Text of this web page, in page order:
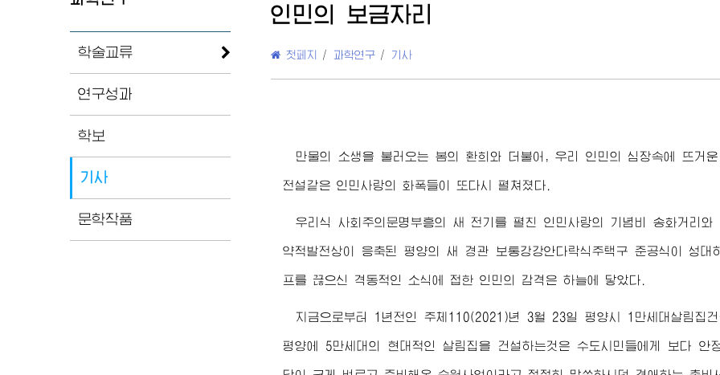
학술교류
연구성과
학보
기사
문학작품
인민의 보금자리
첫페지 / 과학연구 / 기사
만물의 소생을 불러오는 봄의 환희와 더불어, 우리 인민의 심장속에 뜨거
전설같은 인민사랑의 화폭들이 또다시 펼쳐졌다.
우리식 사회주의문명부흥의 새 전기를 펼친 인민사랑의 기념비 송화거리
약적발전상이 응축된 평양의 새 경관 보통강강안다락식주택구 준공식이 성
프를 끊으신 격동적인 소식에 접한 인민의 감격은 하늘에 닿았다.
지금으로부터 1년전인 주체110(2021)년 3월 23일 평양시 1만세대살림집
평양에 5만세대의 현대적인 살림집을 건설하는것은 수도시민들에게 보다